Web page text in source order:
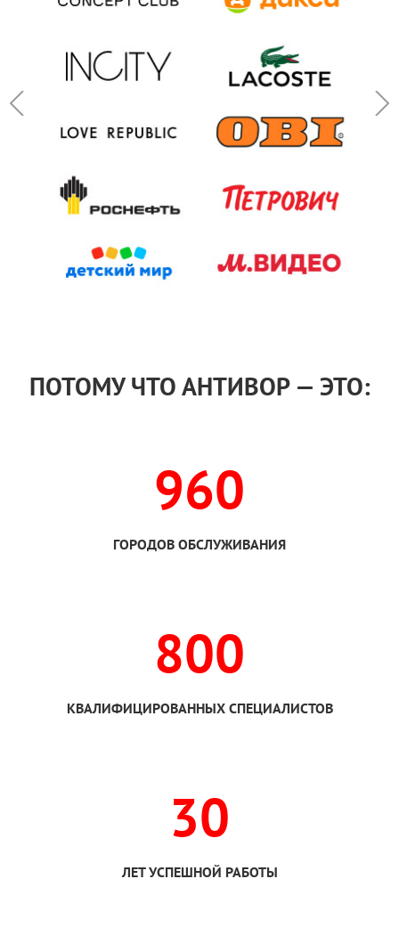
ПОТОМУ ЧТО АНТИВОР — ЭТО:
960
ГОРОДОВ ОБСЛУЖИВАНИЯ
800
КВАЛИФИЦИРОВАННЫХ СПЕЦИАЛИСТОВ
30
ЛЕТ УСПЕШНОЙ РАБОТЫ